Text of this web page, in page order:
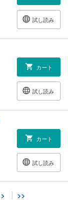
試し読み
カート
試し読み
カート
試し読み
> >>